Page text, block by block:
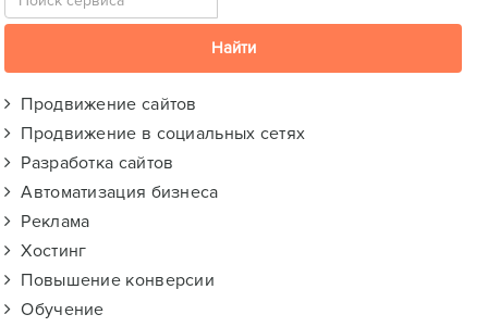
Продвижение сайтов
Продвижение в социальных сетях
Разработка сайтов
Автоматизация бизнеса
Реклама
Хостинг
Повышение конверсии
Обучение